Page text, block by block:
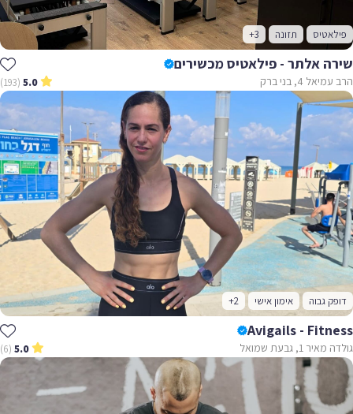
פילאטיס תזונה +3
שירה אלתר - פילאטיס מכשירים
הרב עמיאל 4, בני ברק 5.0
(193)
דופק גבוה אימון אישי +2
Avigails - Fitness
גולדה מאיר 1, גבעת שמואל 5.0
(6)